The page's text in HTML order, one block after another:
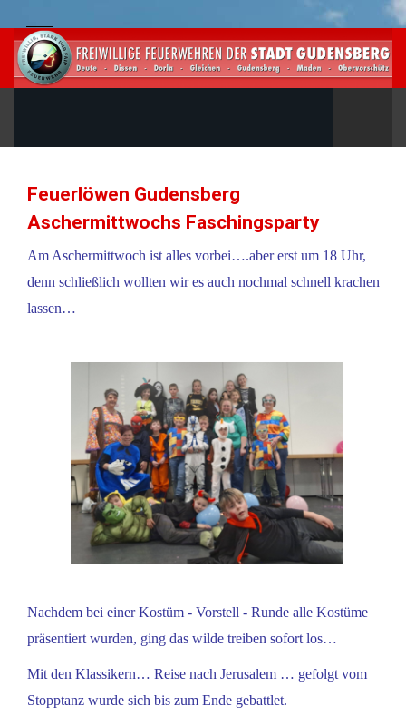
Feuerlöwen Gudensberg
Aschermittwochs Faschingsparty
Am Aschermittwoch ist alles vorbei….aber erst um 18 Uhr,
denn schließlich wollten wir es auch nochmal schnell krachen
lassen…
Nachdem bei einer Kostüm - Vorstell - Runde alle Kostüme
präsentiert wurden, ging das wilde treiben sofort los…
Mit den Klassikern… Reise nach Jerusalem … gefolgt vom
Stopptanz wurde sich bis zum Ende gebattlet.